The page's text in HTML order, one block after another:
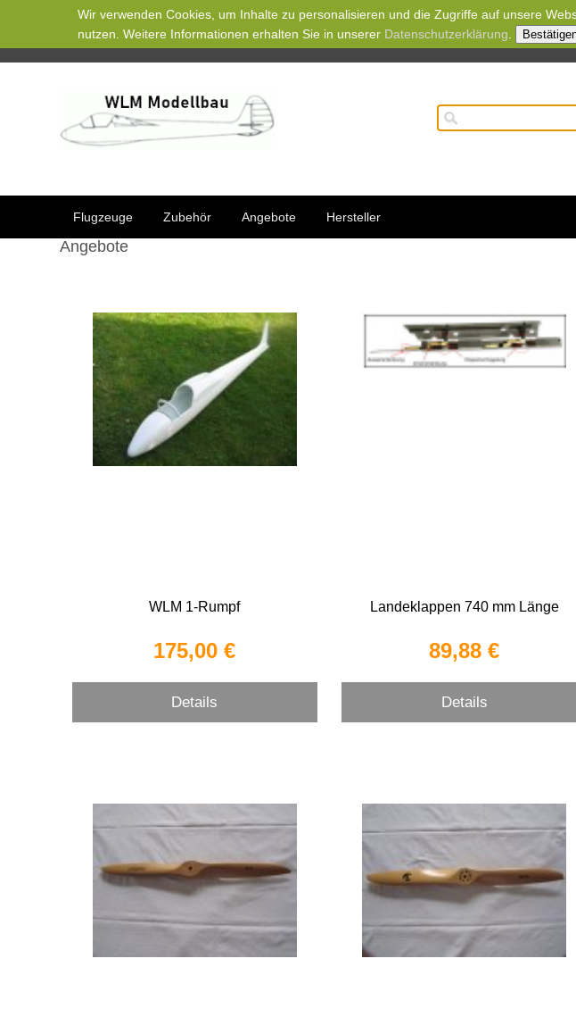
Wir verwenden Cookies, um Inhalte zu personalisieren und die Zugriffe auf unsere
nutzen. Weitere Informationen erhalten Sie in unserer Datenschutzerklärung
Flugzeuge Zubehör Angebote Hersteller
Angebote
WLM 1-Rumpf
175,00 €
Details
Landeklappen 740 mm Länge
89,88 €
Details